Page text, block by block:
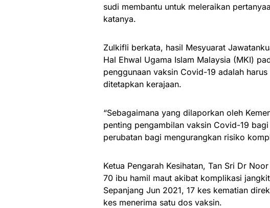
sudi membantu untuk meleraikan
katanya.
Zulkifli berkata, hasil Mesyuarat
Hal Ehwal Ugama Islam Malaysia (MKI)
penggunaan vaksin Covid-19 adalah
ditetapkan kerajaan.
“Sebagaimana yang dilaporkan oleh
penting pengambilan vaksin Covid-19
perubatan bagi mengurangkan risiko
Ketua Pengarah Kesihatan, Tan Sri Dr
70 ibu hamil maut akibat komplikasi
Sepanjang Jun 2021, 17 kes kematian
kes menerima satu dos vaksin.